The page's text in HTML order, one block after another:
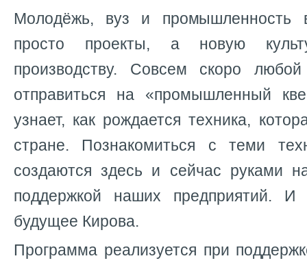
Молодёжь, вуз и промышленность
просто проекты, а новую
производству. Совсем скоро
отправиться на «промышленный
узнает, как рождается техника,
стране. Познакомиться с теми
создаются здесь и сейчас руками
поддержкой наших предприятий.
будущее Кирова.
Программа реализуется при